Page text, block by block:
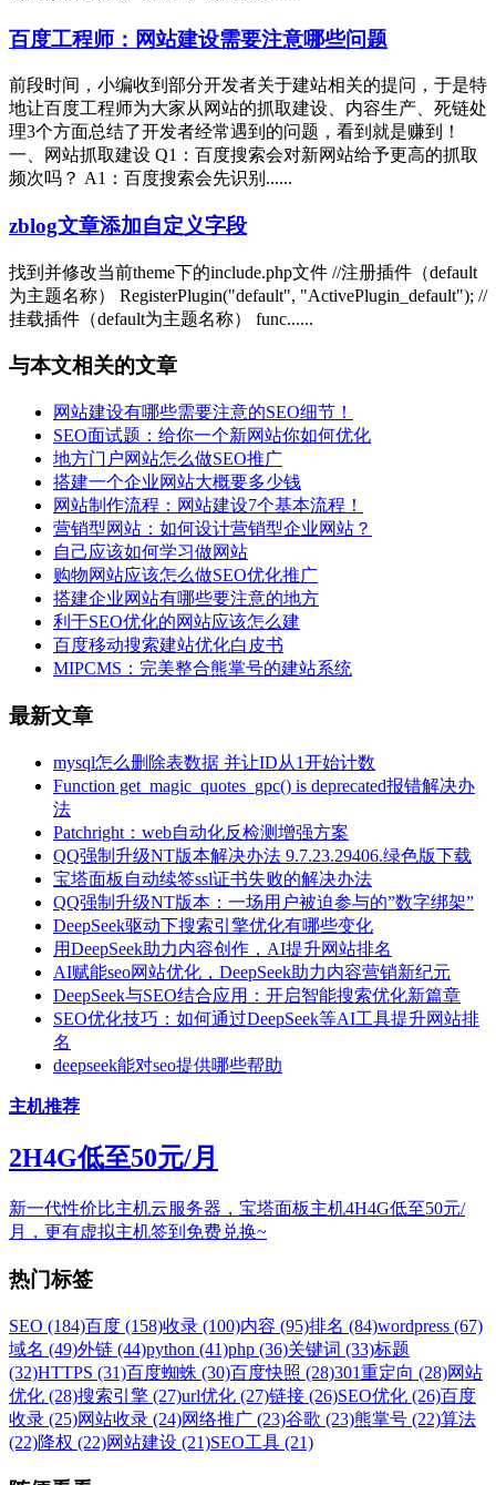
百度工程师：网站建设需要注意哪些问题
前段时间，小编收到部分开发者关于建站相关的提问，于是特
地让百度工程师为大家从网站的抓取建设、内容生产、死链处
理3个方面总结了开发者经常遇到的问题，看到就是赚到！
一、网站抓取建设 Q1：百度搜索会对新网站给予更高的抓取
频次吗？ A1：百度搜索会先识别......
zblog文章添加自定义字段
找到并修改当前theme下的include.php文件 //注册插件（default
为主题名称） RegisterPlugin("default", "ActivePlugin_default"); //
挂载插件（default为主题名称） func......
与本文相关的文章
网站建设有哪些需要注意的SEO细节！
SEO面试题：给你一个新网站你如何优化
地方门户网站怎么做SEO推广
搭建一个企业网站大概要多少钱
网站制作流程：网站建设7个基本流程！
营销型网站：如何设计营销型企业网站？
自己应该如何学习做网站
购物网站应该怎么做SEO优化推广
搭建企业网站有哪些要注意的地方
利于SEO优化的网站应该怎么建
百度移动搜索建站优化白皮书
MIPCMS：完美整合熊掌号的建站系统
最新文章
mysql怎么删除表数据 并让ID从1开始计数
Function get_magic_quotes_gpc() is deprecated报错解决办
法
Patchright：web自动化反检测增强方案
QQ强制升级NT版本解决办法 9.7.23.29406.绿色版下载
宝塔面板自动续签ssl证书失败的解决办法
QQ强制升级NT版本：一场用户被迫参与的”数字绑架”
DeepSeek驱动下搜索引擎优化有哪些变化
用DeepSeek助力内容创作，AI提升网站排名
AI赋能seo网站优化，DeepSeek助力内容营销新纪元
DeepSeek与SEO结合应用：开启智能搜索优化新篇章
SEO优化技巧：如何通过DeepSeek等AI工具提升网站排
名
deepseek能对seo提供哪些帮助
主机推荐
2H4G低至50元/月
新一代性价比主机云服务器，宝塔面板主机4H4G低至50元/
月，更有虚拟主机签到免费兑换~
热门标签
SEO (184)百度 (158)收录 (100)内容 (95)排名 (84)wordpress (67)
域名 (49)外链 (44)python (41)php (36)关键词 (33)标题
(32)HTTPS (31)百度蜘蛛 (30)百度快照 (28)301重定向 (28)网站
优化 (28)搜索引擎 (27)url优化 (27)链接 (26)SEO优化 (26)百度
收录 (25)网站收录 (24)网络推广 (23)谷歌 (23)熊掌号 (22)算法
(22)降权 (22)网站建设 (21)SEO工具 (21)